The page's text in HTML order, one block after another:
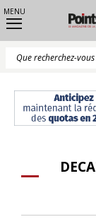
MENU